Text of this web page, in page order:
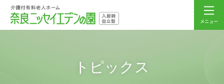
トピックス